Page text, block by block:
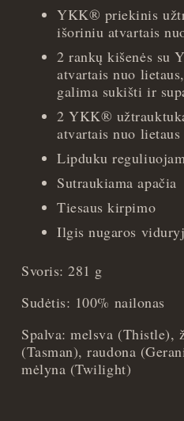
YKK® priekinis
išoriniu atvartais
2 rankų kišenės su
atvartais nuo
galima sukišti ir
2 YKK®
atvartais nuo lietaus
Lipduku
Sutraukiama apačia
Tiesaus kirpimo
Ilgis nugaros
Svoris: 281 g
Sudėtis: 100% nailonas
Spalva: melsva (Thistle),
(Tasman), raudona
mėlyna (Twilight)